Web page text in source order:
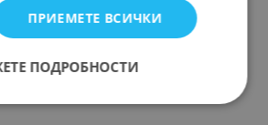
ПРИЕМЕТЕ ВСИЧКИ
ПОДРОБНОСТИ